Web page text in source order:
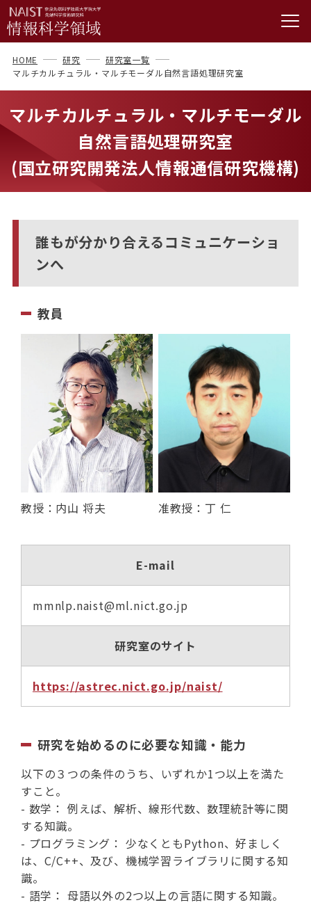
HOME 研究
研究室一覧
マルチカルチュラル・マルチモーダル自然言語処理研究室
マルチカルチュラル・マルチモーダル
自然言語処理研究室
(国立研究開発法人情報通信研究機構)
誰もが分かり合えるコミュニケーショ
ンへ
教員
教授：内山 将夫 准教授：丁 仁
E-mail
mmnlp.naist@ml.nict.go.jp
研究室のサイト
https://astrec.nict.go.jp/naist/
研究を始めるのに必要な知識・能力
以下の３つの条件のうち、いずれか1つ以上を満た
すこと。
- 数学： 例えば、解析、線形代数、数理統計等に関
する知識。
- プログラミング： 少なくともPython、好ましく
は、C/C++、及び、機械学習ライブラリに関する知
識。
- 語学： 母語以外の2つ以上の言語に関する知識。